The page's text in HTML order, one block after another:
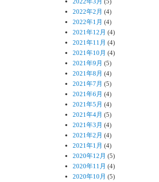
2022年2月 (4)
2022年1月 (4)
2021年12月 (4)
2021年11月 (4)
2021年10月 (4)
2021年9月 (5)
2021年8月 (4)
2021年7月 (5)
2021年6月 (4)
2021年5月 (4)
2021年4月 (5)
2021年3月 (4)
2021年2月 (4)
2021年1月 (4)
2020年12月 (5)
2020年11月 (4)
2020年10月 (5)